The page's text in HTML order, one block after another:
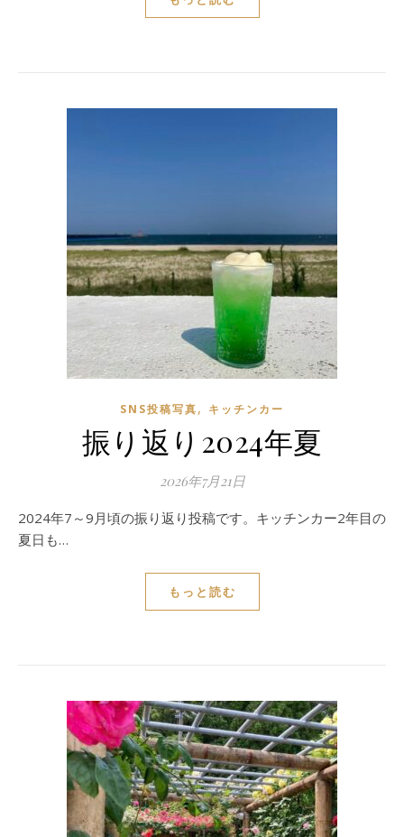
SNS投稿写真, キッチンカー
振り返り2024年夏
2026年7月21日
2024年7～9月頃の振り返り投稿です。キッチンカー2年目の
夏日も…
もっと読む